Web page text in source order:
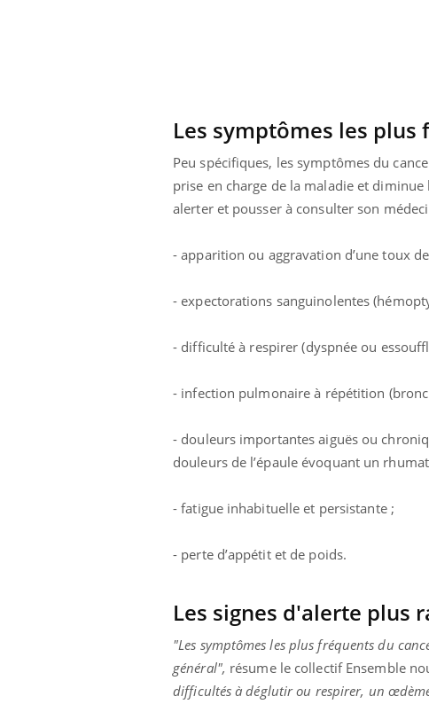
Les symptômes les plus
Peu spécifiques, les symptômes du
prise en charge de la maladie et diminue
alerter et pousser à consulter son
- apparition ou aggravation d’une toux
- expectorations sanguinolentes
- difficulté à respirer (dyspnée ou
- infection pulmonaire à répétition
- douleurs importantes aiguës ou
douleurs de l’épaule évoquant un
- fatigue inhabituelle et persistante ;
- perte d’appétit et de poids.
Les signes d'alerte plus
"Les symptômes les plus fréquents du
général", résume le collectif Ensemble
difficultés à déglutir ou respirer, un